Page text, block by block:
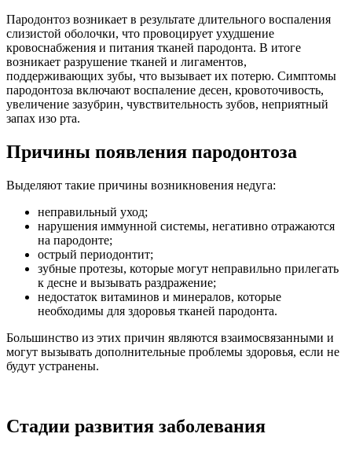
Пародонтоз возникает в результате длительного воспаления
слизистой оболочки, что провоцирует ухудшение
кровоснабжения и питания тканей пародонта. В итоге
возникает разрушение тканей и лигаментов,
поддерживающих зубы, что вызывает их потерю. Симптомы
пародонтоза включают воспаление десен, кровоточивость,
увеличение зазубрин, чувствительность зубов, неприятный
запах изо рта.
Причины появления пародонтоза
Выделяют такие причины возникновения недуга:
неправильный уход;
нарушения иммунной системы, негативно отражаются
на пародонте;
острый периодонтит;
зубные протезы, которые могут неправильно прилегать
к десне и вызывать раздражение;
недостаток витаминов и минералов, которые
необходимы для здоровья тканей пародонта.
Большинство из этих причин являются взаимосвязанными и
могут вызывать дополнительные проблемы здоровья, если не
будут устранены.
Стадии развития заболевания